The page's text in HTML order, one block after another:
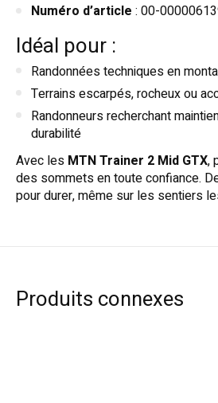
Numéro d’article : 00-
Idéal pour :
Randonnées techniques en
Terrains escarpés, rocheux ou
Randonneurs recherchant
durabilité
Avec les MTN Trainer 2 Mid GTX,
des sommets en toute confiance.
pour durer, même sur les sentiers
Produits connexes